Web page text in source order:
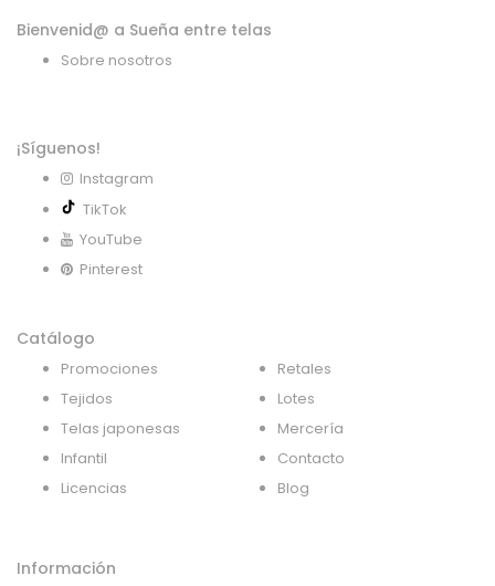
Bienvenid@ a Sueña entre telas
Sobre nosotros
¡Síguenos!
Instagram
TikTok
YouTube
Pinterest
Catálogo
Promociones
Tejidos
Telas japonesas
Infantil
Licencias
Retales
Lotes
Mercería
Contacto
Blog
Información